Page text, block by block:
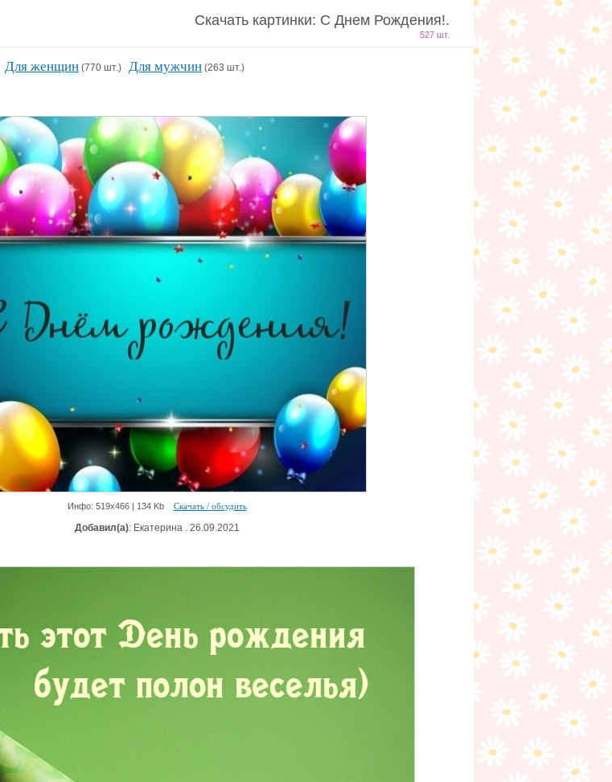
Скачать картинки: С Днем Рождения!.
527 шт.
Для женщин (770 шт.) Для мужчин (263 шт.)
Инфо: 519х466 | 134 Kb Скачать / обсудить
Добавил(а): Екатерина . 26.09.2021